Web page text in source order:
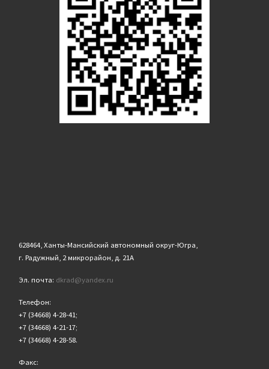
628464, Ханты-Мансийский автономный округ-Югра,
г. Радужный, 2 микрорайон, д. 21А
Эл. почта: dkrad@yandex.ru
Телефон:
+7 (34668) 4-28-41;
+7 (34668) 4-21-17;
+7 (34668) 4-28-58.
Факс: